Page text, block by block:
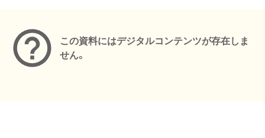
この資料にはデジタルコンテンツが存在しま
せん。